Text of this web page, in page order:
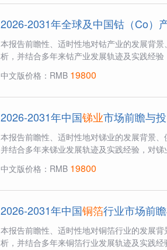
2026-2031年全球及中国钴（Co）
本报告前瞻性、适时性地对钴产业的发展背
析，并结合多年来钴产业发展轨迹及实践经
中文版价格：RMB 19800
2026-2031年中国锑业市场前瞻与
本报告前瞻性、适时性地对锑业的发展背景
并结合多年来锑业发展轨迹及实践经验，对
中文版价格：RMB 19800
2026-2031年中国铜箔行业市场前
本报告前瞻性、适时性地对铜箔行业的发展
析，并结合多年来铜箔行业发展轨迹及实践